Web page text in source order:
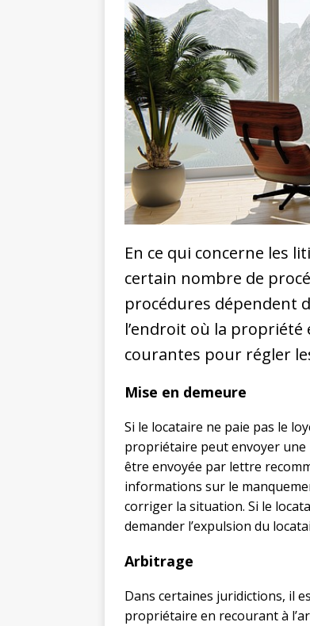
En ce qui concerne les
certain nombre de
procédures dépendent
l’endroit où la propriété
courantes pour régler
Mise en demeure
Si le locataire ne paie pas le
propriétaire peut envoyer une
être envoyée par lettre
informations sur le
corriger la situation. Si le
demander l’expulsion du
Arbitrage
Dans certaines juridictions, il
propriétaire en recourant à